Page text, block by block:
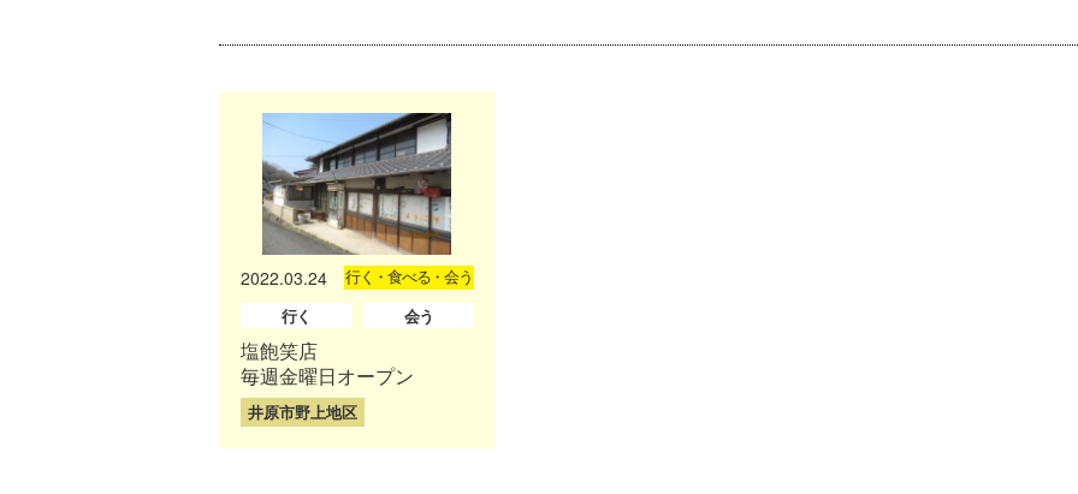
2022.03.24 行く・食べる・会う
行く 会う
塩飽笑店
毎週金曜日オープン
井原市野上地区